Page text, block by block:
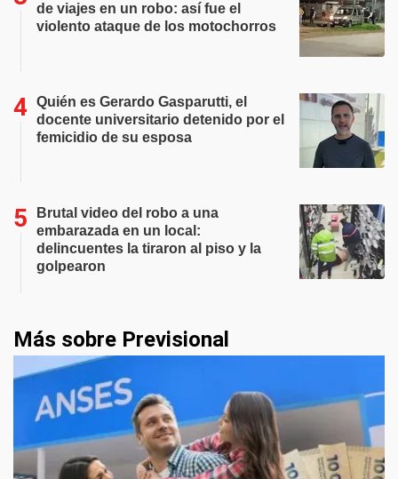
de viajes en un robo: así fue el
violento ataque de los motochorros
Quién es Gerardo Gasparutti, el
docente universitario detenido por el
femicidio de su esposa
Brutal video del robo a una
embarazada en un local:
delincuentes la tiraron al piso y la
golpearon
Más sobre Previsional